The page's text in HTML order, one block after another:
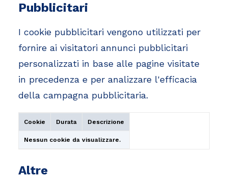
Pubblicitari
I cookie pubblicitari vengono utilizzati per
fornire ai visitatori annunci pubblicitari
personalizzati in base alle pagine visitate
in precedenza e per analizzare l'efficacia
della campagna pubblicitaria.
Cookie Durata Descrizione
Nessun cookie da visualizzare.
Altre